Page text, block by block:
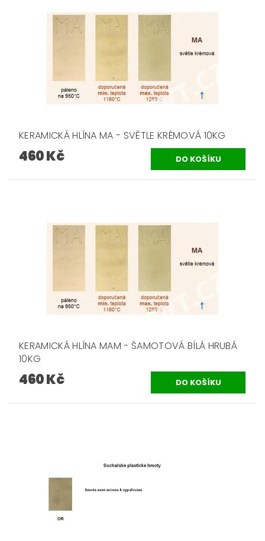
KERAMICKÁ HLÍNA MA - SVĚTLE KRÉMOVÁ 10KG
460 Kč
KERAMICKÁ HLÍNA MAM - ŠAMOTOVÁ BÍLÁ HRUBÁ
10KG
460 Kč